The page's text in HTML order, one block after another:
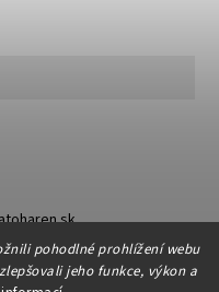
pohodlné prohlížení webu
jeho funkce, výkon a